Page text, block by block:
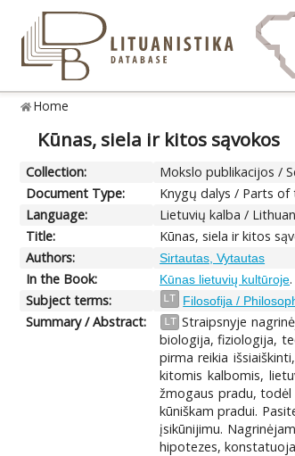
Home
Kūnas, siela ir kitos sąvokos
Collection:
Mokslo publikacijos /
Document Type:
Knygų dalys / Parts of
Language:
Lietuvių kalba /
Title:
Kūnas, siela ir kitos
Authors:
Sirtautas, Vytautas
In the Book: Kūnas lietuvių kultūroje
Subject terms:
LT Filosofija /
Summary / Abstract: LT Straipsnyje
biologija, fiziologija,
pirma reikia
kitomis kalbomis,
žmogaus pradu, todėl
kūniškam pradui.
įsikūnijimu.
hipotezes,